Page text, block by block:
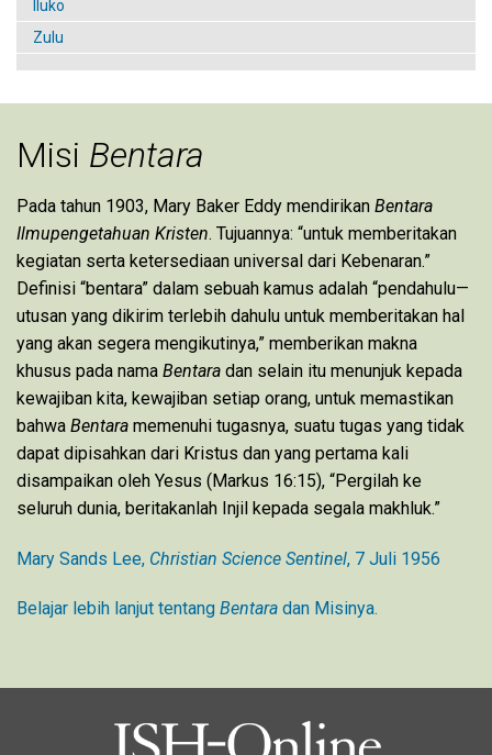
Iluko
Zulu
Misi Bentara
Pada tahun 1903, Mary Baker Eddy mendirikan Bentara
Ilmupengetahuan Kristen. Tujuannya: “untuk memberitakan
kegiatan serta ketersediaan universal dari Kebenaran.”
Definisi “bentara” dalam sebuah kamus adalah “pendahulu—
utusan yang dikirim terlebih dahulu untuk memberitakan hal
yang akan segera mengikutinya,” memberikan makna
khusus pada nama Bentara dan selain itu menunjuk kepada
kewajiban kita, kewajiban setiap orang, untuk memastikan
bahwa Bentara memenuhi tugasnya, suatu tugas yang tidak
dapat dipisahkan dari Kristus dan yang pertama kali
disampaikan oleh Yesus (Markus 16:15), “Pergilah ke
seluruh dunia, beritakanlah Injil kepada segala makhluk.”
Mary Sands Lee, Christian Science Sentinel, 7 Juli 1956
Belajar lebih lanjut tentang Bentara dan Misinya.